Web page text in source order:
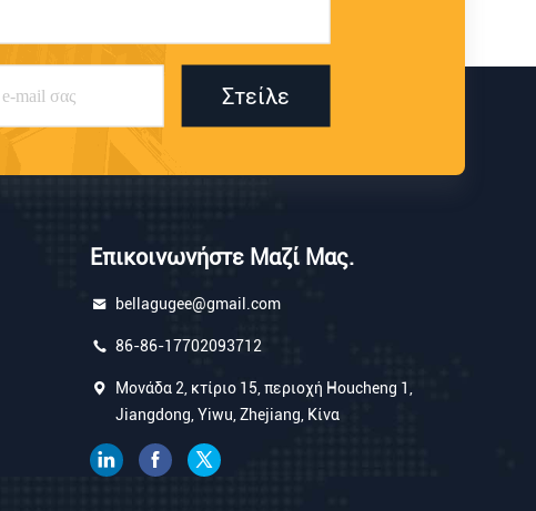
Στείλε
Επικοινωνήστε Μαζί Μας.
bellagugee@gmail.com
86-86-17702093712
Μονάδα 2, κτίριο 15, περιοχή Houcheng 1,
Jiangdong, Yiwu, Zhejiang, Κίνα